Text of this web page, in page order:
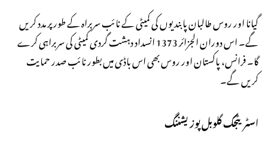
گیانا اور روس طالبان پابندیوں کی کمیٹی کے نائب سربراہ کے طور پر مدد کریں
گے۔ اس دوران الجزائر 1373 انسداد دہشت گردی کمیٹی کی سربراہی کرے
گا۔ فرانس، پاکستان اور روس بھی اس باڈی میں بطور نائب صدر حمایت
کریں گے۔
اسٹریٹجک گلوبل پوزیشننگ